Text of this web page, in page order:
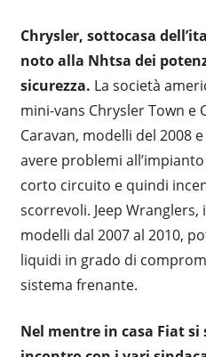
Chrysler, sottocasa
noto alla Nhtsa dei
sicurezza. La società
mini-vans Chrysler Town e
Caravan, modelli del 2008
avere problemi
corto circuito e quindi
scorrevoli. Jeep Wranglers,
modelli dal 2007 al 2010,
liquidi in grado di
sistema frenante.
Nel mentre in casa Fiat